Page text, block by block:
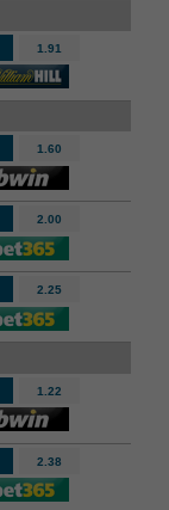
1.91
1.60
2.00
2.25
1.22
2.38